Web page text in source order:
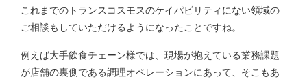
これまでのトランスコスモスのケイパビリティにない領域の
ご相談もしていただけるようになったことですね。
例えば大手飲食チェーン様では、現場が抱えている業務課題
が店舗の裏側である調理オペレーションにあって、そこもあ